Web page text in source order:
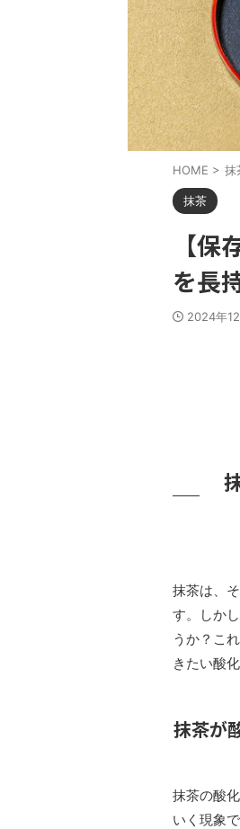
HOME > 抹
抹茶
【
を長
2024年
抹茶は、
す。しか
うか？こ
きたい酸
抹茶が
抹茶の酸
いく現象